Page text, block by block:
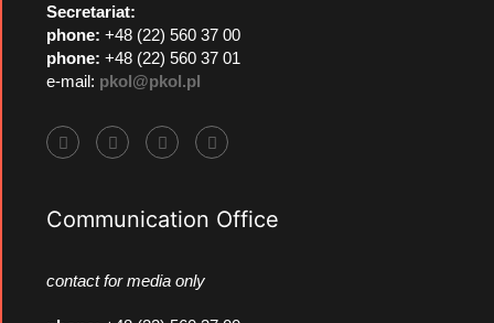
Secretariat:
phone: +48 (22) 560 37 00
phone: +48 (22) 560 37 01
e-mail: pkol@pkol.pl
Communication Office
contact for media only